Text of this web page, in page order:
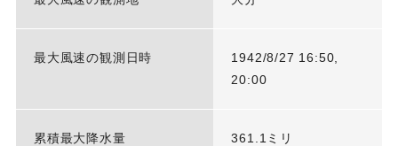
最大風速の観測日時
1942/8/27 16:50,
20:00
累積最大降水量 361.1ミリ